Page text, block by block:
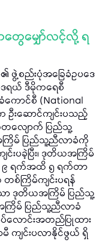
ေမျှော်လင့်လို့ ရ
စည်းပုံအခြေခံဥပဒေ
ဒရယ် ဒီမိုကရေစီ
ောင်စီ (National
ဦးဆောင်ကျင်းပသည့်
လျောက် ပြည်သူ့
ကြိမ် ပြည်သူ့ညီလာခံကို
းပခဲ့ပြီး၊ ဒုတိယအကြိမ်
၉ ရက်အထိ ၅ ရက်တာ
စ်ကြိမ်ကျင်းပရန်
မှသာ ဒုတိယအကြိမ် ပြည်သူ့
ကြိမ် ပြည်သူ့ညီလာခံ
လောင်းအတည်ပြုထား
ကျင်းပလာနိုင်ဖွယ် ရှိ